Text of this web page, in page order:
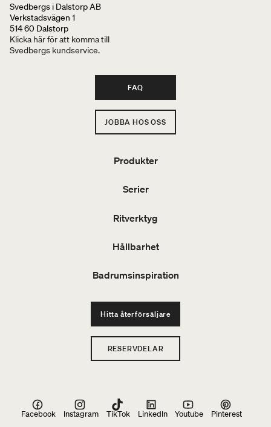
Svedbergs i Dalstorp AB
Verkstadsvägen 1
514 60 Dalstorp
Klicka här för att komma till
Svedbergs kundservice.
FAQ
JOBBA HOS OSS
Produkter
Serier
Ritverktyg
Hållbarhet
Badrumsinspiration
Hitta återförsäljare
RESERVDELAR
Facebook Instagram TikTok LinkedIn Youtube Pinterest